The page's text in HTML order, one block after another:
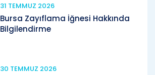
31 TEMMUZ 2026
Bursa Zayıflama İğnesi Hakkında
Bilgilendirme
30 TEMMUZ 2026